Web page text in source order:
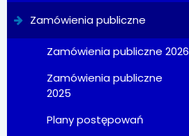
Zamówienia publiczne
Zamówienia publiczne 2026
Zamówienia publiczne
2025
Plany postępowań